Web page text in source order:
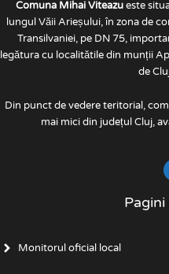
Comuna Mihai Viteazueste
lungul Văii Arieșului, în zona de
Transilvaniei, pe DN 75,
legătura cu localitătile din munții
de
Din punct de vedere teritorial,
mai mici din județul Cluj,
Monitorul oficial local